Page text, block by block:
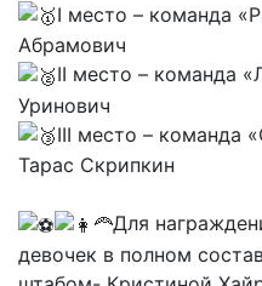
I место – команда
Абрамович
II место – команда
Уринович
III место – команда
Тарас Скрипкин
Для
девочек в полном